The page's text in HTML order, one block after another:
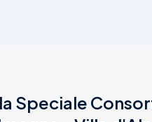
Speciale